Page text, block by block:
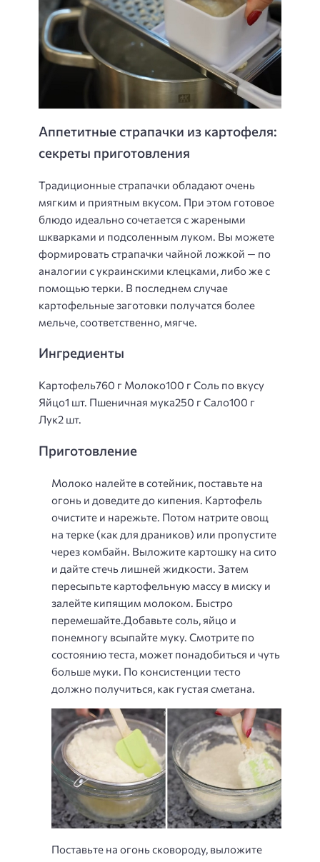
Аппетитные страпачки из картофеля:
секреты приготовления
Традиционные страпачки обладают очень
мягким и приятным вкусом. При этом готовое
блюдо идеально сочетается с жареными
шкварками и подсоленным луком. Вы можете
формировать страпачки чайной ложкой — по
аналогии с украинскими клецками, либо же с
помощью терки. В последнем случае
картофельные заготовки получатся более
мельче, соответственно, мягче.
Ингредиенты
Картофель760 г Молоко100 г Соль по вкусу
Яйцо1 шт. Пшеничная мука250 г Сало100 г
Лук2 шт.
Приготовление
Молоко налейте в сотейник, поставьте на
огонь и доведите до кипения. Картофель
очистите и нарежьте. Потом натрите овощ
на терке (как для драников) или пропустите
через комбайн. Выложите картошку на сито
и дайте стечь лишней жидкости. Затем
пересыпьте картофельную массу в миску и
залейте кипящим молоком. Быстро
перемешайте.Добавьте соль, яйцо и
понемногу всыпайте муку. Смотрите по
состоянию теста, может понадобиться и чуть
больше муки. По консистенции тесто
должно получиться, как густая сметана.
Поставьте на огонь сковороду, выложите